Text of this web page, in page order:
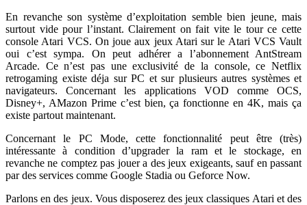
En revanche son système d’exploitation semble bien jeune, mais
surtout vide pour l’instant. Clairement on fait vite le tour ce cette
console Atari VCS. On joue aux jeux Atari sur le Atari VCS Vault
oui c’est sympa. On peut adhérer a l’abonnement AntStream
Arcade. Ce n’est pas une exclusivité de la console, ce Netflix
retrogaming existe déja sur PC et sur plusieurs autres systèmes et
navigateurs. Concernant les applications VOD comme OCS,
Disney+, AMazon Prime c’est bien, ça fonctionne en 4K, mais ça
existe partout maintenant.
Concernant le PC Mode, cette fonctionnalité peut être (très)
intéressante à condition d’upgrader la ram et le stockage, en
revanche ne comptez pas jouer a des jeux exigeants, sauf en passant
par des services comme Google Stadia ou Geforce Now.
Parlons en des jeux. Vous disposerez des jeux classiques Atari et des